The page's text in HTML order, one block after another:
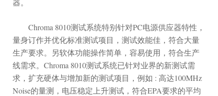
器。
Chroma 8010测试系统特别针对PC电源供应器特性，
量身订作并优化标准测试项目，测试效能佳，符合大量
生产要求。另软体功能操作简单，容易使用，符合生产
线需求。Chroma 8010测试系统已针对业界的新测试需
求，扩充硬体与增加新的测试项目，例如 : 高达100MHz
Noise的量测，电压稳定上升测试，符合EPA要求的平均